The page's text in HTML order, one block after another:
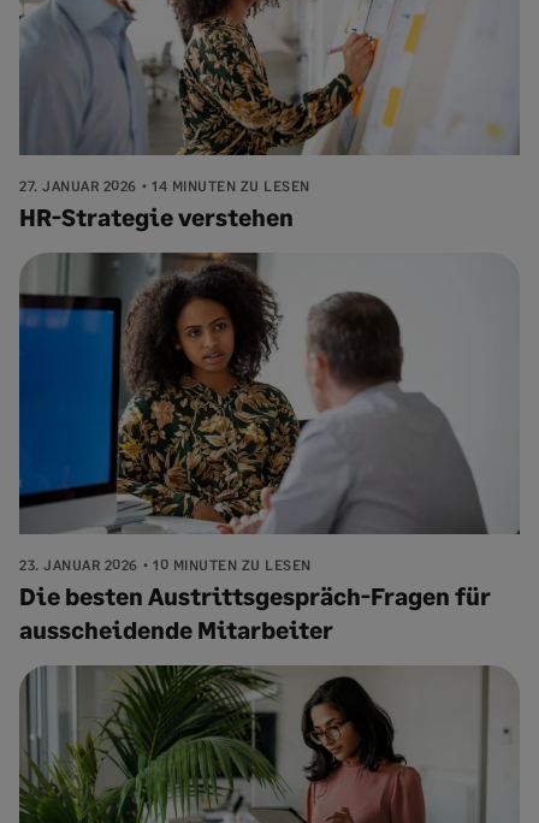
27. JANUAR 2026 14 MINUTEN ZU LESEN
HR-Strategie verstehen
23. JANUAR 2026 10 MINUTEN ZU LESEN
Die besten Austrittsgespräch-Fragen für
ausscheidende Mitarbeiter